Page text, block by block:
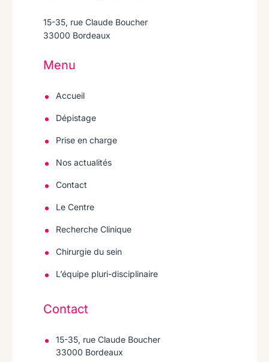
15-35, rue Claude Boucher
33000 Bordeaux
Menu
Accueil
Dépistage
Prise en charge
Nos actualités
Contact
Le Centre
Recherche Clinique
Chirurgie du sein
L’équipe pluri-disciplinaire
Contact
15-35, rue Claude Boucher
33000 Bordeaux